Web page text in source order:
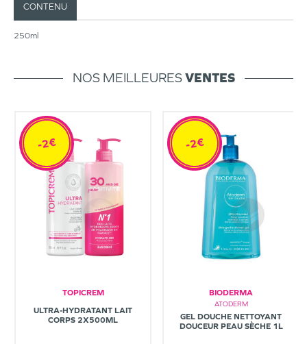
CONTENU
250ml
NOS MEILLEURESVENTES
TOPICREM
ULTRA-HYDRATANT LAIT
CORPS 2X500ML
-2€
BIODERMA
ATODERM
GEL DOUCHE NETTOYANT
DOUCEUR PEAU SÈCHE 1L
-2€